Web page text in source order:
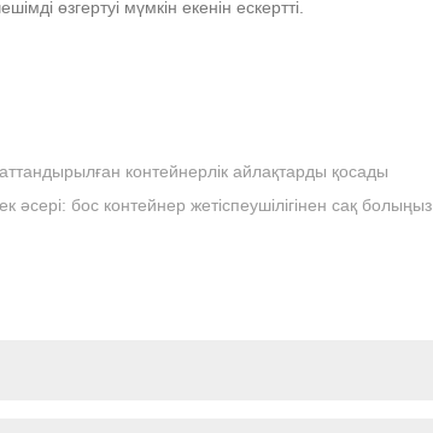
өзгертуі мүмкін екенін ескертті.
контейнерлік айлақтарды қосады
әсері: бос контейнер жетіспеушілігінен сақ болыңыз